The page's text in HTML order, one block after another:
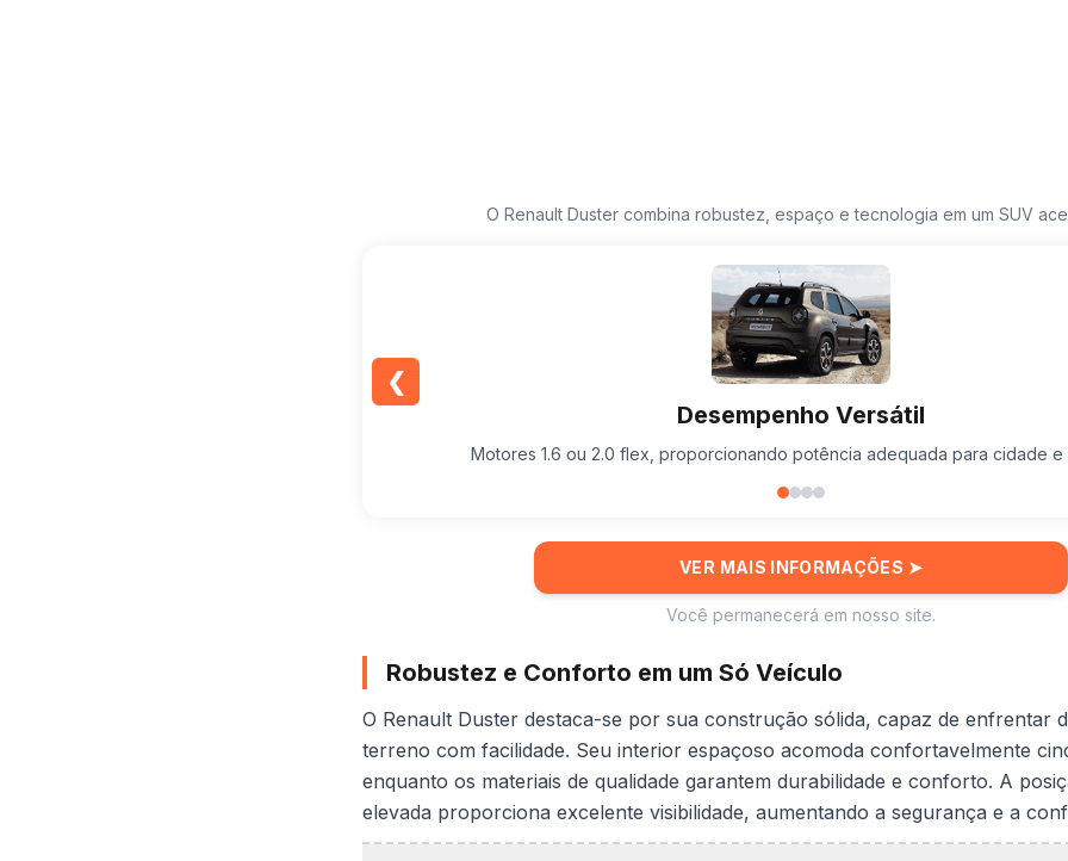
O Renault Duster combina robustez, espaço e tecnologia em um SUV
❮
Desempenho Versátil
Motores 1.6 ou 2.0 flex, proporcionando potência adequada para cidade e
VER MAIS INFORMAÇÕES ➤
Você permanecerá em nosso site.
Robustez e Conforto em um Só Veículo
O Renault Duster destaca-se por sua construção sólida, capaz de enfrentar
terreno com facilidade. Seu interior espaçoso acomoda confortavelmente
enquanto os materiais de qualidade garantem durabilidade e conforto. A
elevada proporciona excelente visibilidade, aumentando a segurança e a